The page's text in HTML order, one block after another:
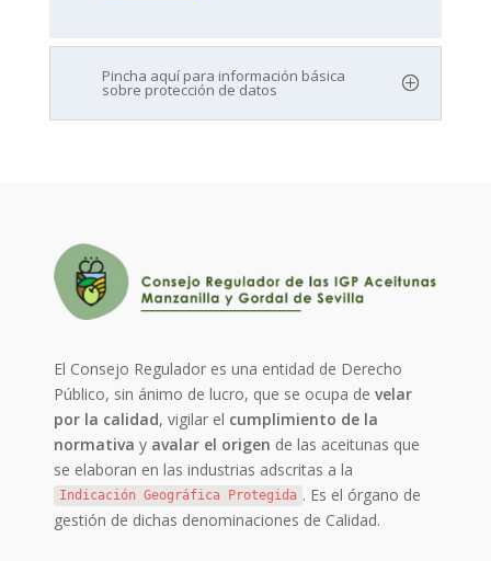
Pincha aquí para información básica
sobre protección de datos
El Consejo Regulador es una entidad de Derecho
Público, sin ánimo de lucro, que se ocupa develar
por la calidad, vigilar el cumplimiento de la
normativa y avalar el origen de las aceitunas que
se elaboran en las industrias adscritas a la
Indicación Geográfica Protegida . Es el órgano de
gestión de dichas denominaciones de Calidad.